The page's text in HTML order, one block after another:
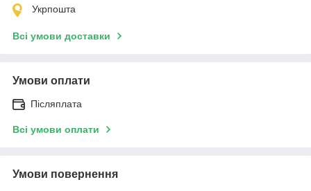
Укрпошта
Всі умови доставки
Умови оплати
Післяплата
Всі умови оплати
Умови повернення